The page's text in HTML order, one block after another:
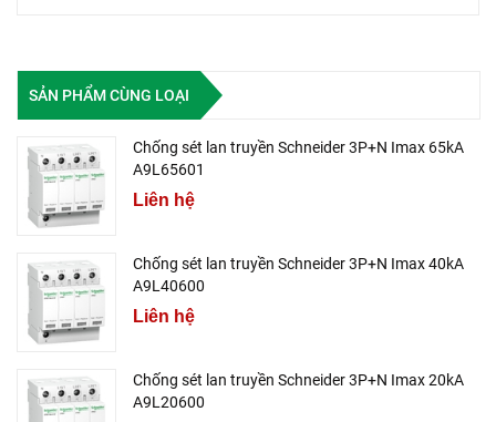
SẢN PHẨM CÙNG LOẠI
Chống sét lan truyền Schneider 3P+N Imax 65kA
A9L65601
Liên hệ
Chống sét lan truyền Schneider 3P+N Imax 40kA
A9L40600
Liên hệ
Chống sét lan truyền Schneider 3P+N Imax 20kA
A9L20600